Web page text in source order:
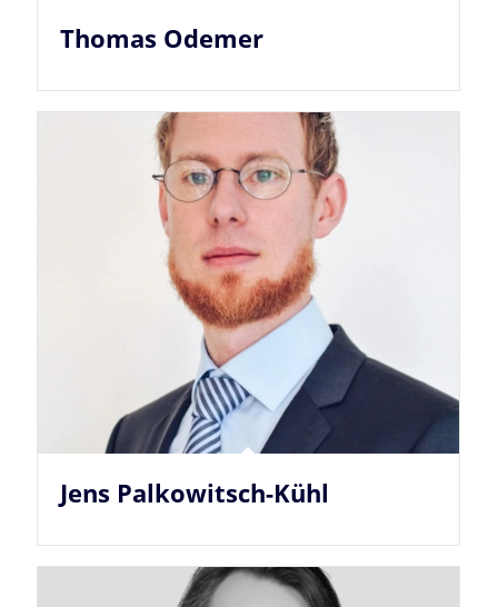
Thomas Odemer
Jens Palkowitsch-Kühl